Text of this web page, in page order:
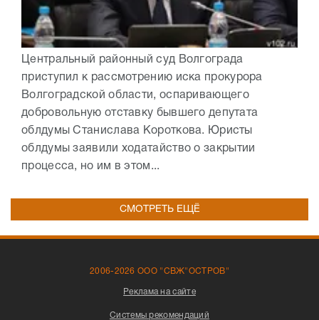
Центральный районный суд Волгограда
приступил к рассмотрению иска прокурора
Волгоградской области, оспаривающего
добровольную отставку бывшего депутата
облдумы Станислава Короткова. Юристы
облдумы заявили ходатайство о закрытии
процесса, но им в этом...
СМОТРЕТЬ ЕЩЁ
2006-2026 ООО "СВЖ"ОСТРОВ"
Реклама на сайте
Системы рекомендаций